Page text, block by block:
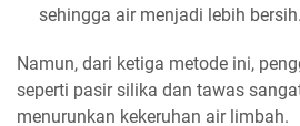
sehingga air menjadi lebih bersih.
Namun, dari ketiga metode ini,
seperti pasir silika dan tawas
menurunkan kekeruhan air limbah.